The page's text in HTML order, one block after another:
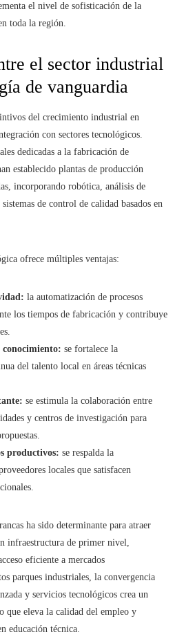
el nivel de sofisticación de la
toda la región.
el sector industrial
de vanguardia
del crecimiento industrial en
con sectores tecnológicos.
dedicadas a la fabricación de
establecido plantas de producción
incorporando robótica, análisis de
de control de calidad basados en
ofrece múltiples ventajas:
la automatización de procesos
los tiempos de fabricación y contribuye
conocimiento: se fortalece la
del talento local en áreas técnicas
se estimula la colaboración entre
y centros de investigación para
productivos: se respalda la
locales que satisfacen
ha sido determinante para atraer
infraestructura de primer nivel,
eficiente a mercados
parques industriales, la convergencia
y servicios tecnológicos crea un
que eleva la calidad del empleo y
educación técnica.